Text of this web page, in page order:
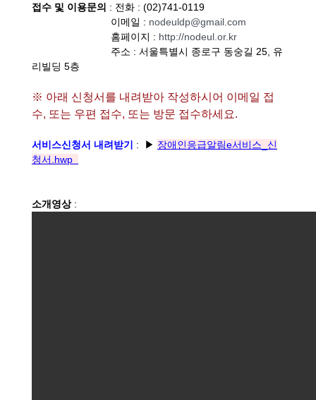
접수 및 이용문의 : 전화 : (02)741-0119
이메일 : nodeuldp@gmail.com
홈페이지 : http://nodeul.or.kr
주소 : 서울특별시 종로구 동숭길 25, 유
리빌딩 5층
※ 아래 신청서를 내려받아 작성하시어 이메일 접
수, 또는 우편 접수, 또는 방문 접수하세요.
서비스신청서 내려받기 : ▶ 장애인응급알림e서비스_신
청서.hwp
소개영상: